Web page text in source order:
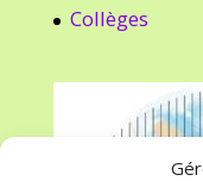
Collèges